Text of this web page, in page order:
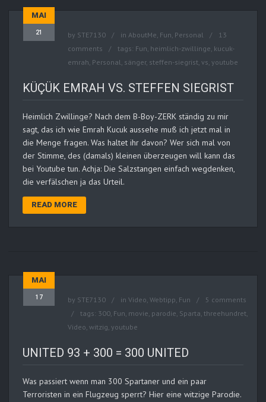
MAI
21 by STE7130 in AboutMe Fun Personal
13
comments
tags: Fun heimlich-zwillinge kucuk-
emrah Personal sänger, steffen-siegrist vs youtube
KÜÇÜK EMRAH VS. STEFFEN SIEGRIST
Heimlich Zwillinge? Nach dem B-Boy-ZERK ständig zu mir
sagt, das ich wie Emrah Kucuk aussehe muß ich jetzt mal in
die Menge fragen. Was haltet ihr davon? Wer sich mal von
der Stimme, des (damals) kleinen überzeugen will kann das
bei Youtube tun. Achja: Die Salzstangen einfach wegdenken,
die verfälschen ja das Urteil.
READ MORE
MAI
17 by STE7130 in Video Webtipp, Fun
5 comments
tags: 300 Fun movie parodie Sparta threehundret
Video witzig youtube
UNITED 93 + 300 = 300 UNITED
Was passiert wenn man 300 Spartaner und ein paar
Terroristen in ein Flugzeug sperrt? Hier eine witzige Parodie.